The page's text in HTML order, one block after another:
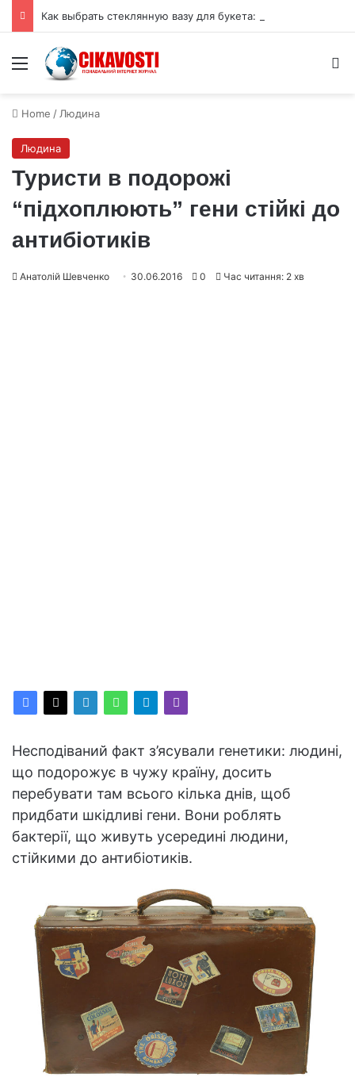
Menu
Home / Людина
Людина
Туристи в подорожі
“підхоплюють” гени стійкі до
антибіотиків
Анатолій Шевченко 30.06.2016 0 Час читання: 2 хв
Несподіваний факт з’ясували генетики: людині,
що подорожує в чужу країну, досить
перебувати там всього кілька днів, щоб
придбати шкідливі гени. Вони роблять
бактерії, що живуть усередині людини,
стійкими до антибіотиків.